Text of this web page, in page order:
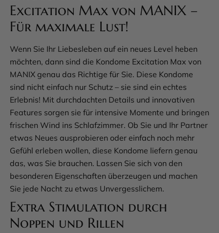
Excitation Max von MANIX –
Für maximale Lust!
Wenn Sie Ihr Liebesleben auf ein neues Level heben
möchten, dann sind die Kondome Excitation Max von
MANIX genau das Richtige für Sie. Diese Kondome
sind nicht einfach nur Schutz – sie sind ein echtes
Erlebnis! Mit durchdachten Details und innovativen
Features sorgen sie für intensive Momente und bringen
frischen Wind ins Schlafzimmer. Ob Sie und Ihr Partner
etwas Neues ausprobieren oder einfach noch mehr
Gefühl erleben wollen, diese Kondome liefern genau
das, was Sie brauchen. Lassen Sie sich von den
besonderen Eigenschaften überzeugen und machen
Sie jede Nacht zu etwas Unvergesslichem.
Extra Stimulation durch
Noppen und Rillen